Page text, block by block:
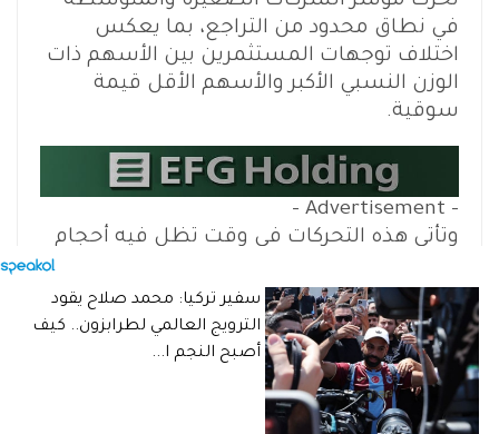
في نطاق محدود من التراجع، بما يعكس
اختلاف توجهات المستثمرين بين الأسهم ذات
الوزن النسبي الأكبر والأسهم الأقل قيمة
سوقية.
- Advertisement -
وتأتي هذه التحركات في وقت تظل فيه أحجام
المؤشرات التي تحدد قوة الاتجاه العام للسوق
خلال الفترة المقبلة.
اقرأ ايضًا
سفير تركيا: محمد صلاح يقود
الترويج العالمي لطرابزون.. كيف
أصبح النجم ا...